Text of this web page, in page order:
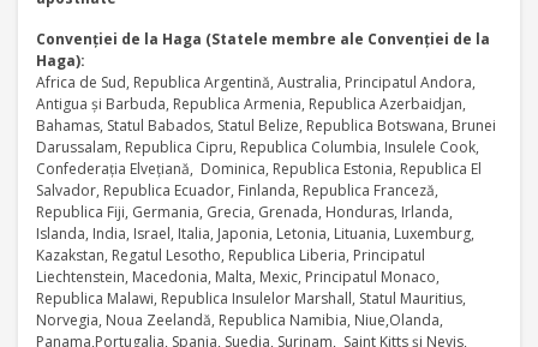
Convenţiei de la Haga (Statele membre ale Convenţiei de la
Haga):
Africa de Sud, Republica Argentină, Australia, Principatul Andora,
Antigua şi Barbuda, Republica Armenia, Republica Azerbaidjan,
Bahamas, Statul Babados, Statul Belize, Republica Botswana, Brunei
Darussalam, Republica Cipru, Republica Columbia, Insulele Cook,
Confederaţia Elveţiană, Dominica, Republica Estonia, Republica El
Salvador, Republica Ecuador, Finlanda, Republica Franceză,
Republica Fiji, Germania, Grecia, Grenada, Honduras, Irlanda,
Islanda, India, Israel, Italia, Japonia, Letonia, Lituania, Luxemburg,
Kazakstan, Regatul Lesotho, Republica Liberia, Principatul
Liechtenstein, Macedonia, Malta, Mexic, Principatul Monaco,
Republica Malawi, Republica Insulelor Marshall, Statul Mauritius,
Norvegia, Noua Zeelandă, Republica Namibia, Niue,Olanda,
Panama,Portugalia, Spania, Suedia, Surinam, Saint Kitts şi Nevis,